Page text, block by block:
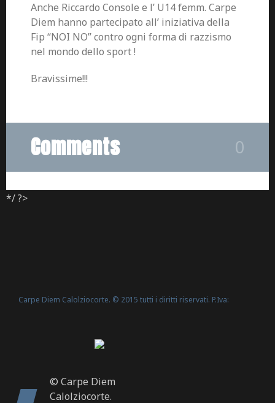
Anche Riccardo Console e l’ U14 femm. Carpe
Diem hanno partecipato all’ iniziativa della
Fip “NOI NO” contro ogni forma di razzismo
nel mondo dello sport !
Bravissime!!!
Comments 0
*/ ?>
Carpe Diem Calolziocorte. © 2015 tutti i diritti riservati. P.Iva:
© Carpe Diem
Calolziocorte.